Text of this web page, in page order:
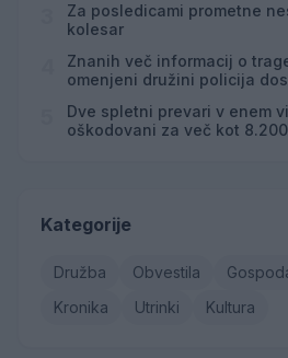
Za posledicami prometne
kolesar
Znanih več informacij o
omenjeni družini policija
Dve spletni prevari v enem
oškodovani za več kot
Kategorije
Družba Obvestila
Kronika
Utrinki Kultura